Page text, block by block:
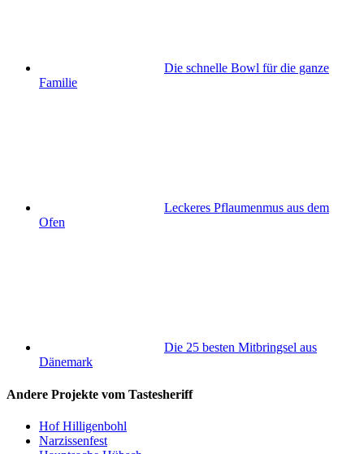
Die schnelle Bowl für die ganze
Familie
Leckeres Pflaumenmus aus dem
Ofen
Die 25 besten Mitbringsel aus
Dänemark
Andere Projekte vom Tastesheriff
Hof Hilligenbohl
Narzissenfest